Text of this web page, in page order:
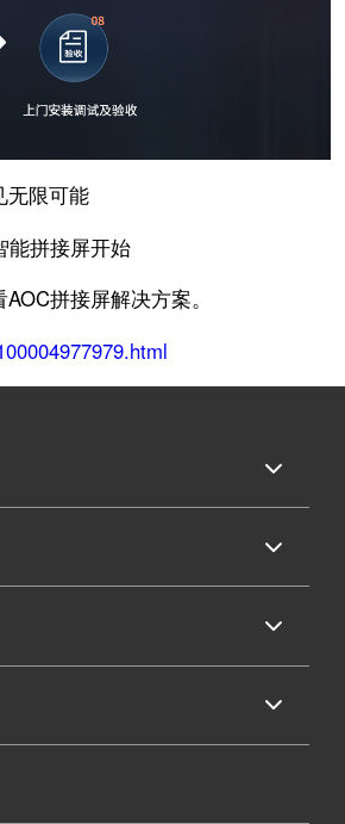
无限可能
能拼接屏开始
拼接屏解决方案。